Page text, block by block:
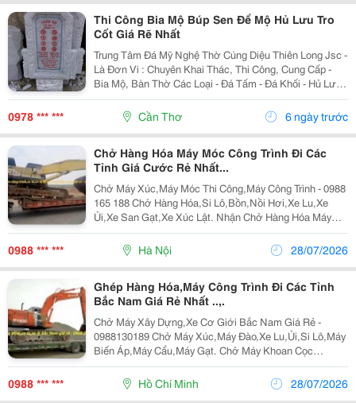
Thi Công Bia Mộ Búp Sen Để Mộ Hủ Lưu Tro
Cốt Giá Rẽ Nhất
Trung Tâm Đá Mỹ Nghệ Thờ Cúng Diệu Thiên Long Jsc -
Là Đơn Vi : Chuyên Khai Thác, Thi Công, Cung Cấp -
Bia Mộ, Bàn Thờ Các Loại - Đá Tấm - Đá Khối - Hủ Lưu
Tro Cốt - Búp Sen Để Mộ Đồ Thờ Để Mộ Các Loại... - Đá
Trắng Non Nước Đá K
0978 *** *** Cần Thơ 6 ngày trước
Chở Hàng Hóa Máy Móc Công Trình Đi Các
Tỉnh Giá Cước Rẻ Nhất...
Chở Máy Xúc,Máy Móc Thi Công,Máy Công Trình - 0988
165 188 Chở Hàng Hóa,Si Lô,Bồn,Nồi Hơi,Xe Lu,Xe
Ủi,Xe San Gạt,Xe Xúc Lật. Nhận Chở Hàng Hóa Máy
Móc Công Trình Đi Các Tỉnh Bắc Nam. &Ldquo; Hãy Gọi
Cho Tôi Để Có Giá Rẻ Nhất Thị Trường !&Rdquo;...
0988 *** *** Hà Nội 28/07/2026
Ghép Hàng Hóa,Máy Công Trình Đi Các Tỉnh
Bắc Nam Giá Rẻ Nhất ..,.
Chở Máy Xây Dựng,Xe Cơ Giới Bắc Nam Giá Rẻ -
0988130189 Chở Máy Xúc,Máy Đào,Xe Lu,Ủi,Si Lô,Máy
Biến Áp,Máy Cẩu,Máy Gạt. Chở Máy Khoan Cọc
Nhồi,Biến Thế,Máy San,Bồn,Lu,Hàng Quá Khổ. Nhận
Ghép Hàng Hóa,Máy Công Trình Đi Các Tỉnh Bắc Nam
Giá Rẻ ...
0988 *** *** Hồ Chí Minh 28/07/2026